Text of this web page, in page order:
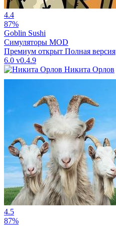
4.4
87%
Goblin Sushi
Симуляторы MOD
Премиум открыт Полная версия
6.0 v0.4.9
Никита Орлов
4.5
87%